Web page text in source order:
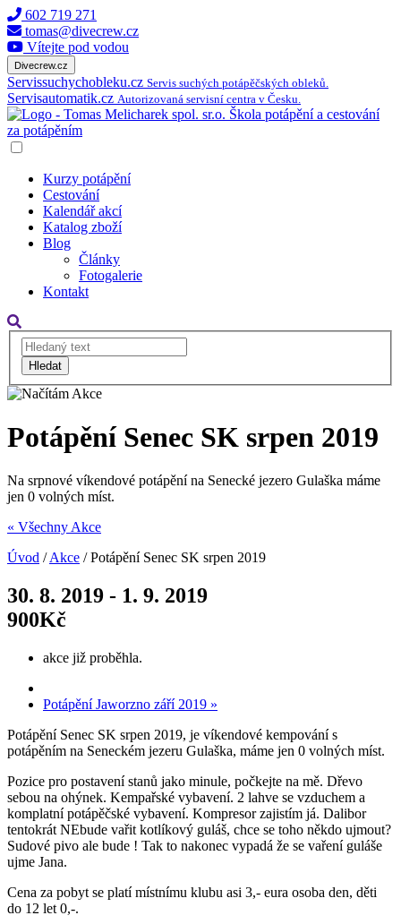
602 719 271
tomas@divecrew.cz
Vítejte pod vodou
Divecrew.cz
Servissuchychobleku.cz Servis suchých potápěčských obleků.
Servisautomatik.cz Autorizovaná servisní centra v Česku.
Kurzy potápění
Cestování
Kalendář akcí
Katalog zboží
Blog
Články
Fotogalerie
Kontakt
Hledat
Potápění Senec SK srpen 2019
Na srpnové víkendové potápění na Senecké jezero Gulaška máme
jen 0 volných míst.
« Všechny Akce
Úvod /Akce /Potápění Senec SK srpen 2019
30. 8. 2019 - 1. 9. 2019
900Kč
akce již proběhla.
Potápění Jaworzno září 2019 »
Potápění Senec SK srpen 2019, je víkendové kempování s
potápěním na Seneckém jezeru Gulaška, máme jen 0 volných míst.
Pozice pro postavení stanů jako minule, počkejte na mě. Dřevo
sebou na ohýnek. Kempařské vybavení. 2 lahve se vzduchem a
komplatní potápěčské vybavení. Kompresor zajistím já. Dalibor
tentokrát NEbude vařit kotlíkový guláš, chce se toho někdo ujmout?
Sudové pivo ale bude ! Tak to nakonec vypadá že se vaření guláše
ujme Jana.
Cena za pobyt se platí místnímu klubu asi 3,- eura osoba den, děti
do 12 let 0,-.